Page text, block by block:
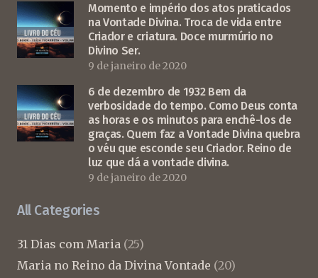
Momento e império dos atos praticados
na Vontade Divina. Troca de vida entre
Criador e criatura. Doce murmúrio no
Divino Ser.
9 de janeiro de 2020
6 de dezembro de 1932 Bem da
verbosidade do tempo. Como Deus conta
as horas e os minutos para enchê-los de
graças. Quem faz a Vontade Divina quebra
o véu que esconde seu Criador. Reino de
luz que dá a vontade divina.
9 de janeiro de 2020
All Categories
31 Dias com Maria (25)
Maria no Reino da Divina Vontade (20)